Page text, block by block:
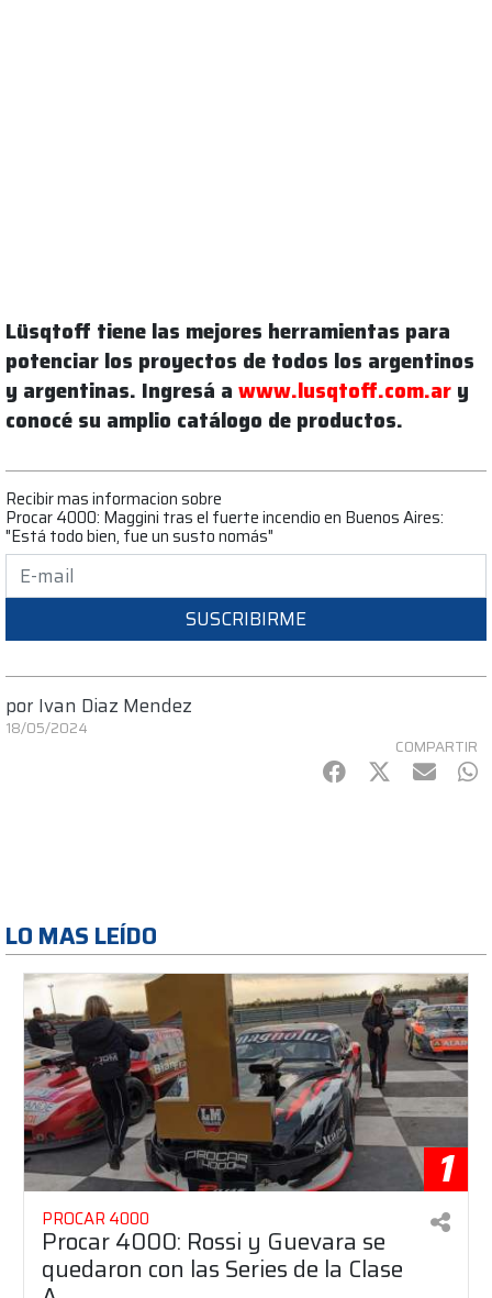
Lüsqtoff tiene las mejores herramientas para
potenciar los proyectos de todos los argentinos
y argentinas. Ingresá a www.lusqtoff.com.ar y
conocé su amplio catálogo de productos.
Recibir mas informacion sobre
Procar 4000: Maggini tras el fuerte incendio en Buenos Aires:
"Está todo bien, fue un susto nomás"
SUSCRIBIRME
por Ivan Diaz Mendez
18/05/2024
COMPARTIR
Facebook
Twitter
mail
LO MAS LEÍDO
1
PROCAR 4000
Procar 4000: Rossi y Guevara se
quedaron con las Series de la Clase